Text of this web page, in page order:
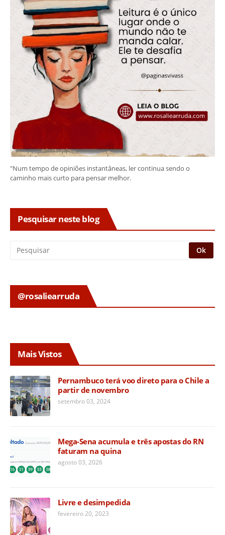
"Num tempo de opiniões instantâneas, ler continua sendo o
caminho mais curto para pensar melhor.
Pesquisar neste blog
@rosaliearruda
Mais Vistos
Pernambuco terá voo direto para o Chile a
partir de novembro
setembro 03, 2024
Mega-Sena acumula e três apostas do RN
faturam na quina
agosto 03, 2026
Livre e desimpedida
fevereiro 20, 2023